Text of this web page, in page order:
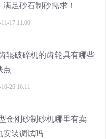
满足砂石制砂需求！
17 11:00
辊破碎机的齿轮具有哪些
点
26 16:11
金刚砂制砂机哪里有卖
安装调试吗